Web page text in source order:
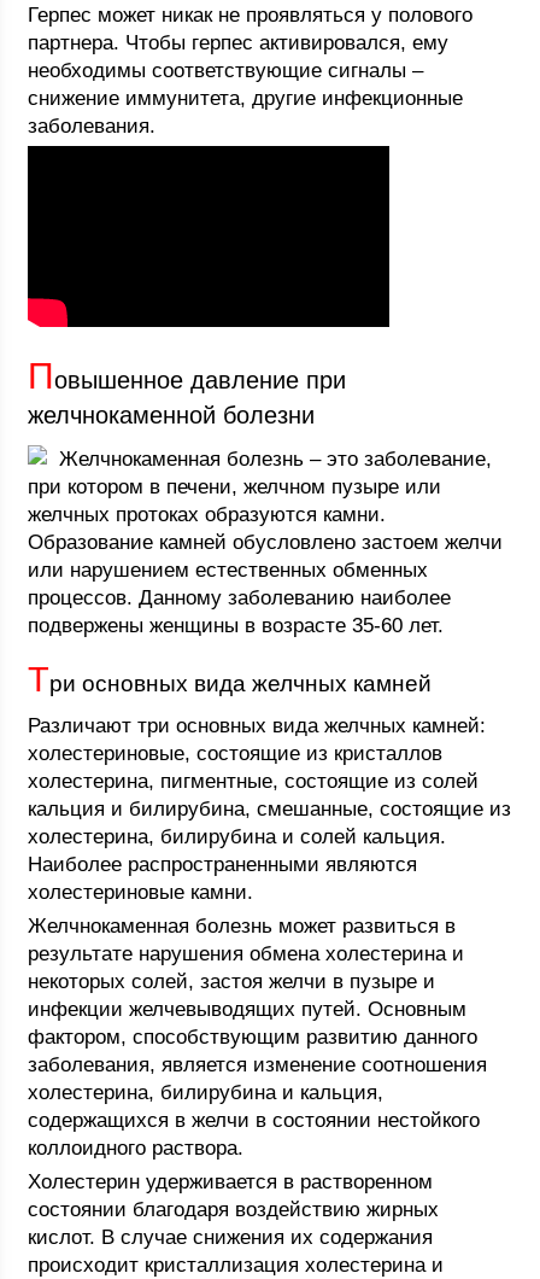
Герпес может никак не проявляться у полового
партнера. Чтобы герпес активировался, ему
необходимы соответствующие сигналы –
снижение иммунитета, другие инфекционные
заболевания.
Повышенное давление при
желчнокаменной болезни
Желчнокаменная болезнь – это заболевание,
при котором в печени, желчном пузыре или
желчных протоках образуются камни.
Образование камней обусловлено застоем желчи
или нарушением естественных обменных
процессов. Данному заболеванию наиболее
подвержены женщины в возрасте 35-60 лет.
Три основных вида желчных камней
Различают три основных вида желчных камней:
холестериновые, состоящие из кристаллов
холестерина, пигментные, состоящие из солей
кальция и билирубина, смешанные, состоящие из
холестерина, билирубина и солей кальция.
Наиболее распространенными являются
холестериновые камни.
Желчнокаменная болезнь может развиться в
результате нарушения обмена холестерина и
некоторых солей, застоя желчи в пузыре и
инфекции желчевыводящих путей. Основным
фактором, способствующим развитию данного
заболевания, является изменение соотношения
холестерина, билирубина и кальция,
содержащихся в желчи в состоянии нестойкого
коллоидного раствора.
Холестерин удерживается в растворенном
состоянии благодаря воздействию жирных
кислот. В случае снижения их содержания
происходит кристаллизация холестерина и